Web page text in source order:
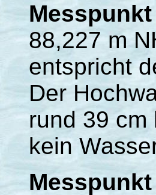
88,227 m
entspricht
Der
rund 39 cm
kein